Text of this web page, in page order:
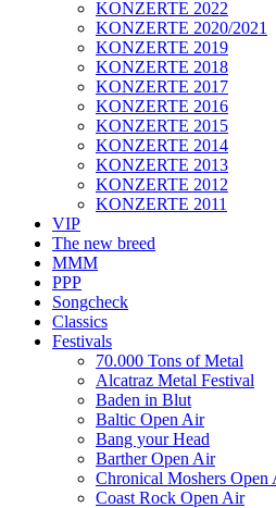
KONZERTE 2022
KONZERTE 2020/2021
KONZERTE 2019
KONZERTE 2018
KONZERTE 2017
KONZERTE 2016
KONZERTE 2015
KONZERTE 2014
KONZERTE 2013
KONZERTE 2012
KONZERTE 2011
VIP
The new breed
MMM
PPP
Songcheck
Classics
Festivals
70.000 Tons of Metal
Alcatraz Metal Festival
Baden in Blut
Baltic Open Air
Bang your Head
Barther Open Air
Chronical Moshers Open
Coast Rock Open Air